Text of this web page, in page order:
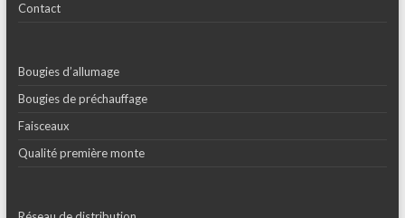
Contact
Bougies d’allumage
Bougies de préchauffage
Faisceaux
Qualité première monte